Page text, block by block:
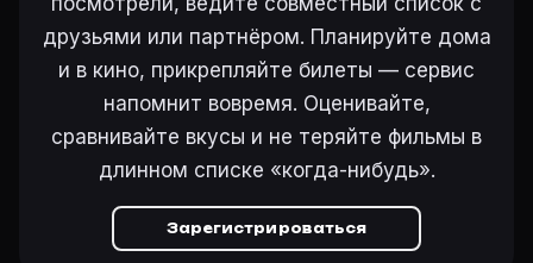
друзьями или партнёром. Планируйте дома
и в кино, прикрепляйте билеты — сервис
напомнит вовремя. Оценивайте,
сравнивайте вкусы и не теряйте фильмы в
длинном списке «когда-нибудь».
Зарегистрироваться